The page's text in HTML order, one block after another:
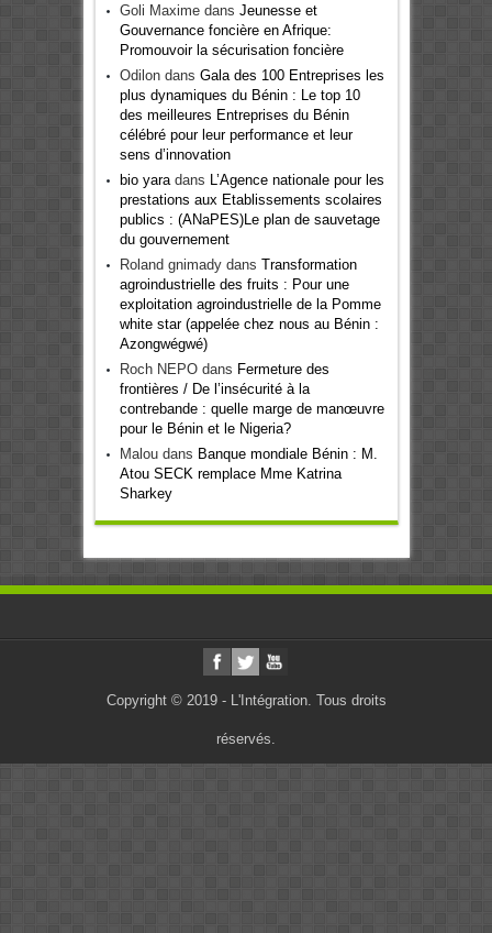
Goli Maximedans Jeunesse et
Gouvernance foncière en Afrique:
Promouvoir la sécurisation foncière
Odilondans Gala des 100 Entreprises les
plus dynamiques du Bénin : Le top 10
des meilleures Entreprises du Bénin
célébré pour leur performance et leur
sens d’innovation
bio yaradans
L’Agence nationale pour les
prestations aux Etablissements scolaires
publics : (ANaPES)Le plan de sauvetage
du gouvernement
Roland gnimadydans Transformation
agroindustrielle des fruits : Pour une
exploitation agroindustrielle de la Pomme
white star (appelée chez nous au Bénin :
Azongwégwé)
Roch NEPOdans Fermeture des
frontières / De l’insécurité à la
contrebande : quelle marge de manœuvre
pour le Bénin et le Nigeria?
Maloudans Banque mondiale Bénin : M.
Atou SECK remplace Mme Katrina
Sharkey
Copyright © 2019 - L'Intégration. Tous droits
réservés.